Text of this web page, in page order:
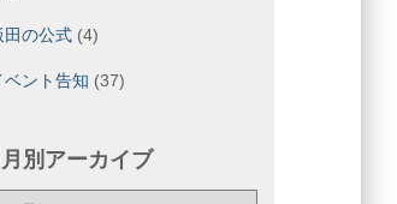
田の公式(4)
ベント告知 (37)
月別アーカイブ